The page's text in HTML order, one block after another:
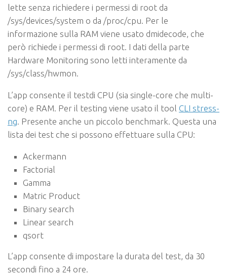
lette senza richiedere i permessi di root da
/sys/devices/system o da /proc/cpu. Per le
informazione sulla RAM viene usato dmidecode, che
però richiede i permessi di root. I dati della parte
Hardware Monitoring sono letti interamente da
/sys/class/hwmon.
L’app consente il testdi CPU (sia single-core che multi-
core) e RAM. Per il testing viene usato il tool CLI stress-
ng. Presente anche un piccolo benchmark. Questa una
lista dei test che si possono effettuare sulla CPU:
Ackermann
Factorial
Gamma
Matric Product
Binary search
Linear search
qsort
L’app consente di impostare la durata del test, da 30
secondi fino a 24 ore.